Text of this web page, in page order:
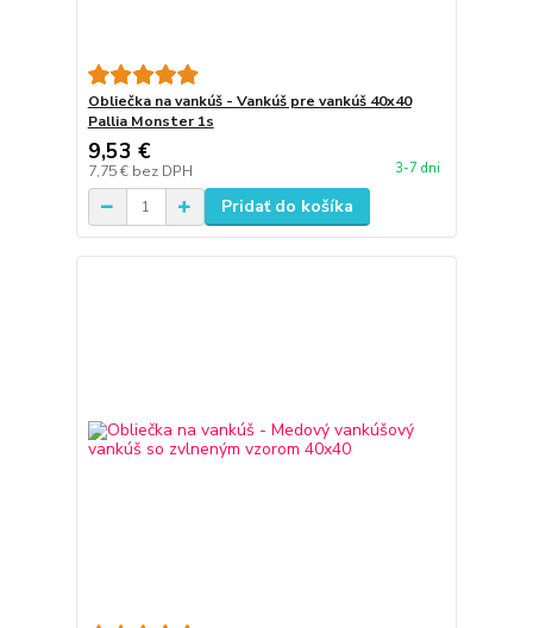
Obliečka na vankúš - Vankúš pre vankúš 40x40
Pallia Monster 1s
9,53 €
7,75 € bez DPH 3-7 dni
Pridať do košíka